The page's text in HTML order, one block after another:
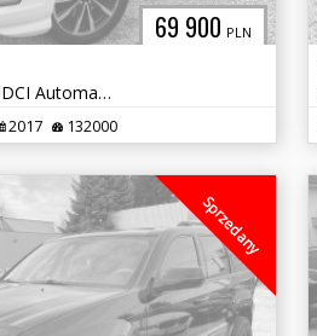
69 900 PLN
Ford Kuga II LIFT 2.0 TDCI Automat Salon Polska !
2017 132000
Sprzedany